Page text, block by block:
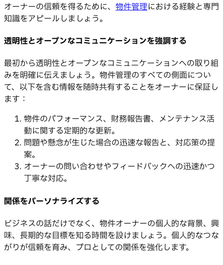
オーナーの信頼を得るために、 物件管理における経験と専門
知識をアピールしましょう。
透明性とオープンなコミュニケーションを強調する
最初から透明性とオープンなコミュニケーションへの取り組
みを明確に伝えましょう。物件管理のすべての側面につい
て、以下を含む情報を随時共有することをオーナーに保証し
ます：
物件のパフォーマンス、財務報告書、メンテナンス活
動に関する定期的な更新。
問題や懸念が生じた場合の迅速な報告と、対応策の提
案。
オーナーの問い合わせやフィードバックへの迅速かつ
丁寧な対応。
関係をパーソナライズする
ビジネスの話だけでなく、物件オーナーの個人的な背景、興
味、長期的な目標を知る時間を設けましょう。個人的なつな
がりが信頼を育み、プロとしての関係を強化します。